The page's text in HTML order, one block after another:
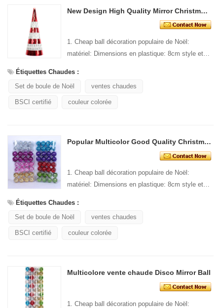
New Design High Quality Mirror Christmas Tree
1. Cheap ball décoration populaire de Noël:
matériel: Dimensions en plastique: 8cm style et
Étiquettes Chaudes :
Set de boule de Noël
ventes chaudes
BSCI certifié couleur colorée
Popular Multicolor Good Quality Christmas Disco Ball
1. Cheap ball décoration populaire de Noël:
matériel: Dimensions en plastique: 8cm style et
Étiquettes Chaudes :
Set de boule de Noël
ventes chaudes
BSCI certifié couleur colorée
Multicolore vente chaude Disco Mirror Ball
1. Cheap ball décoration populaire de Noël: